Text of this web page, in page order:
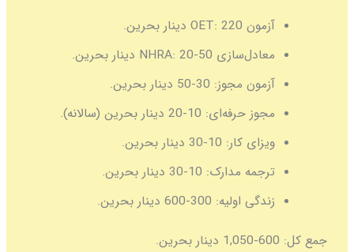
آزمون OET: 220 دینار بحرین.
معادل‌سازی NHRA: 20-50 دینار بحرین.
آزمون مجوز:
مجوز حرفه‌ای:
ویزای کار:
ترجمه مدارک:
زندگی اولیه:
جمع کل: